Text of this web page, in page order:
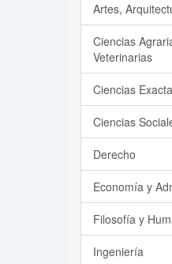
Artes,
Ciencias
Veterinarias
Ciencias
Ciencias
Derecho
Economía y
Filosofía y
Ingeniería